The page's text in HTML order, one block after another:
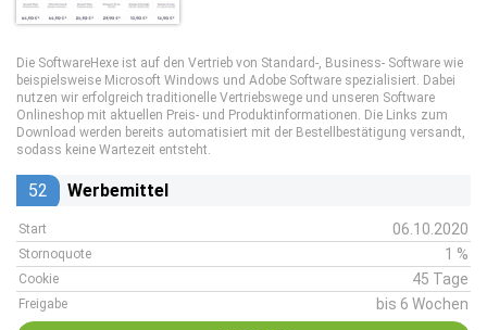
Die SoftwareHexe ist auf den Vertrieb von Standard-, Business- Software wie
beispielsweise Microsoft Windows und Adobe Software spezialisiert. Dabei
nutzen wir erfolgreich traditionelle Vertriebswege und unseren Software
Onlineshop mit aktuellen Preis- und Produktinformationen. Die Links zum
Download werden bereits automatisiert mit der Bestellbestätigung versandt,
sodass keine Wartezeit entsteht.
52 Werbemittel
Start 06.10.2020
Stornoquote 1 %
Cookie 45 Tage
Freigabe bis 6 Wochen